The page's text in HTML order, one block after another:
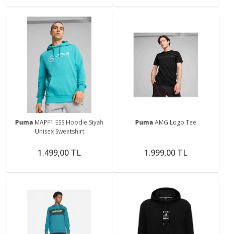
Puma MAPF1 ESS Hoodie Siyah
Unisex Sweatshirt
1.499,00 TL
Puma AMG Logo Tee
1.999,00 TL